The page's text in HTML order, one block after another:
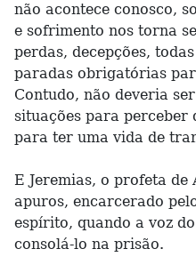
não acontece conosco,
e sofrimento nos torna
perdas, decepções,
paradas obrigatórias
Contudo, não deveria
situações para perceber
para ter uma vida de
E Jeremias, o profeta de
apuros, encarcerado
espírito, quando a voz
consolá-lo na prisão.